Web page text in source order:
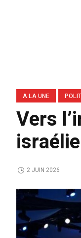
A LA UNE
Vers
2 JUIN 2026